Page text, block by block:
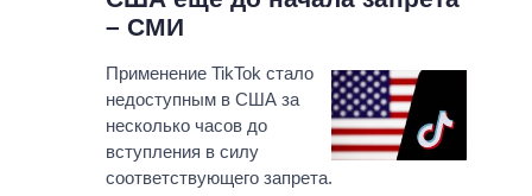
– СМИ
Применение TikTok стало
недоступным в США за
несколько часов до
вступления в силу
соответствующего запрета.